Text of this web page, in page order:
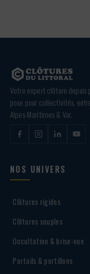
Votre expert clôture depuis
pose pour collectivités,
Alpes-Maritimes & Var.
NOS UNIVERS
Clôtures rigides
Clôtures souples
Occultation & brise-vue
Portails & portillons